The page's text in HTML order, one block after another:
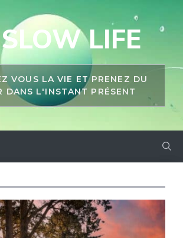
LIFE
VOUS LA VIE ET PRENEZ DU
DANS L'INSTANT PRÉSENT